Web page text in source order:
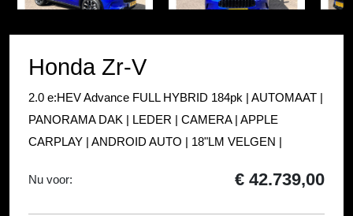
44
Honda Zr-V
2.0 e:HEV Advance FULL HYBRID 184pk | AUTOMAAT |
PANORAMA DAK | LEDER | CAMERA | APPLE
CARPLAY | ANDROID AUTO | 18"LM VELGEN |
Nu voor: € 42.739,00